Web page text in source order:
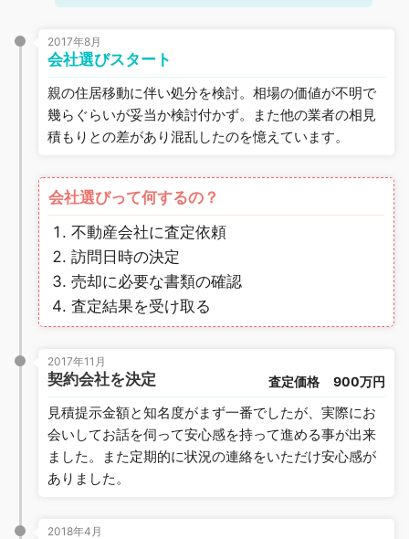
2017年8月
会社選びスタート
親の住居移動に伴い処分を検討。相場の価値が不明で
幾らぐらいが妥当か検討付かず。また他の業者の相見
積もりとの差があり混乱したのを憶えています。
会社選びって何するの？
不動産会社に査定依頼
訪問日時の決定
売却に必要な書類の確認
査定結果を受け取る
2017年11月
契約会社を決定 査定価格 900万円
見積提示金額と知名度がまず一番でしたが、実際にお
会いしてお話を伺って安心感を持って進める事が出来
ました。また定期的に状況の連絡をいただけ安心感が
ありました。
2018年4月